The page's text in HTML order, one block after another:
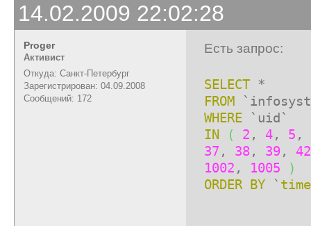
14.02.2009 22:02:28
Proger
Активист
Откуда: Санкт-Петербург
Зарегистрирован: 04.09.2008
Сообщений: 172
Есть запрос:
SELECT *
FROM
WHERE `uid`
IN
( 2 , 4, 5 ,
37 , 38, 39, 42
1002 , 1005
)
ORDER BY ` time